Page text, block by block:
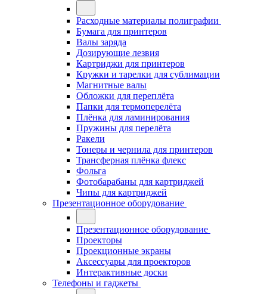
Расходные материалы полиграфии
Бумага для принтеров
Валы заряда
Дозирующие лезвия
Картриджи для принтеров
Кружки и тарелки для сублимации
Магнитные валы
Обложки для переплёта
Папки для термоперелёта
Плёнка для ламинирования
Пружины для перелёта
Ракели
Тонеры и чернила для принтеров
Трансферная плёнка флекс
Фольга
Фотобарабаны для картриджей
Чипы для картриджей
Презентационное оборудование
Презентационное оборудование
Проекторы
Проекционные экраны
Аксессуары для проекторов
Интерактивные доски
Телефоны и гаджеты